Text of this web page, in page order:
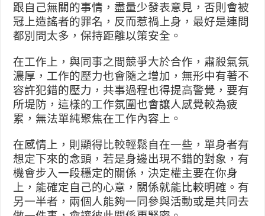
跟自己無關的事情，盡量少發表意見，否則會被
冠上造謠者的罪名，反而惹禍上身，最好是連問
都別問太多，保持距離以策安全。
在工作上，與同事之間競爭大於合作，肅殺氣氛
濃厚，工作的壓力也會隨之增加，無形中有著不
容許犯錯的壓力，共事過程也得提高警覺，要有
所堤防，這樣的工作氛圍也會讓人感覺較為疲
累，無法單純聚焦在工作內容上。
在感情上，則顯得比較輕鬆自在一些，單身者有
想定下來的念頭，若是身邊出現不錯的對象，有
機會步入一段穩定的關係，決定權主要在你身
上，能確定自己的心意，關係就能比較明確。有
另一半者，兩個人能夠一同參與活動或是共同去